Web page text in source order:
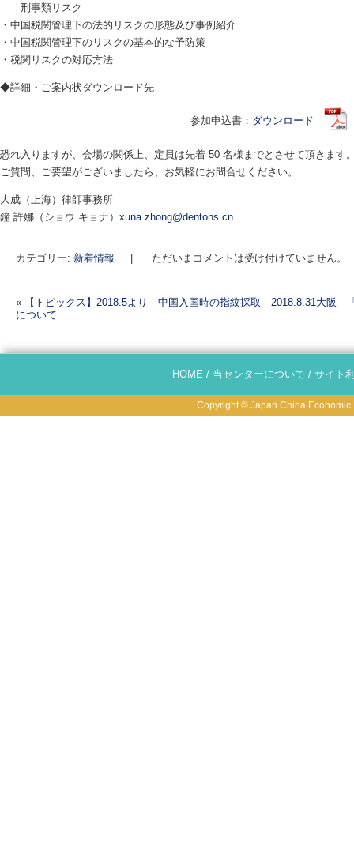
刑事類リスク
・中国税関管理下の法的リスクの形態及び事例紹介
・中国税関管理下のリスクの基本的な予防策
・税関リスクの対応方法
◆詳細・ご案内状ダウンロード先
参加申込書： ダウンロード
恐れ入りますが、会場の関係上、定員は先着 50 名様までとさせて頂きます
ご質問、ご要望がございましたら、お気軽にお問合せください。
大成（上海）律師事務所
鐘 許娜（ショウ キョナ） xuna.zhong@dentons.cn
カテゴリー: 新着情報 | ただいまコメントは受け付けていません。
投稿ナビゲーション
« 【トピックス】2018.5より 中国入国時の指紋採取
について
2018.8.31大阪
HOME / 当センターについて / サイト
Copyright © Japan China